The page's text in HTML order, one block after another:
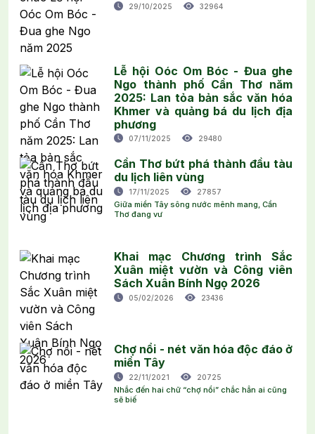
29/10/2025 32964
Lễ hội Oóc Om Bóc - Đua ghe
Ngo thành phố Cần Thơ năm
2025: Lan tỏa bản sắc văn hóa
Khmer và quảng bá du lịch địa
phương
07/11/2025 29480
Cần Thơ bứt phá thành đầu tàu
du lịch liên vùng
17/11/2025 27857
Giữa miền Tây sông nước mênh mang, Cần
Thơ đang vư
Khai mạc Chương trình Sắc
Xuân miệt vườn và Công viên
Sách Xuân Bính Ngọ 2026
05/02/2026 23436
Chợ nổi - nét văn hóa độc đáo ở
miền Tây
22/11/2021 20725
Nhắc đến hai chữ “chợ nổi” chắc hẳn ai cũng
sẽ biế